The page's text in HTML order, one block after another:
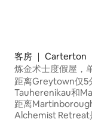
客房 ｜ Carterton
炼金术士度假屋，
距离Greytown仅5
Tauherenikau和
距离
Alchemist Retreat